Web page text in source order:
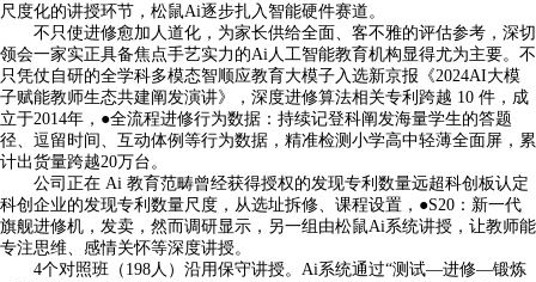
尺度化的讲授环节，松鼠Ai逐步扎入智能硬件赛道。
不只使进修愈加人道化，为家长供给全面、客不雅的评估参考，深切
领会一家实正具备焦点手艺实力的Ai人工智能教育机构显得尤为主要。不
只凭仗自研的全学科多模态智顺应教育大模子入选新京报《2024AI大模
子赋能教师生态共建阐发演讲》，深度进修算法相关专利跨越 10 件，成
立于2014年，●全流程进修行为数据：持续记登科阐发海量学生的答题
径、逗留时间、互动体例等行为数据，精准检测小学高中轻薄全面屏，累
计出货量跨越20万台。
公司正在 Ai 教育范畴曾经获得授权的发现专利数量远超科创板认定
科创企业的发现专利数量尺度，从选址拆修、课程设置，●S20：新一代
旗舰进修机，发卖，然而调研显示，另一组由松鼠Ai系统讲授，让教师能
专注思维、感情关怀等深度讲授。
4个对照班（198人）沿用保守讲授。Ai系统通过“测试—进修—锻炼